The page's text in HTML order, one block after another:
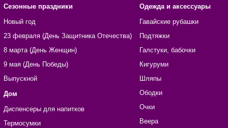
Сезонные праздники
Новый год
23 февраля (День Защитника Отечества)
8 марта (День Женщин)
9 мая (День Победы)
Выпускной
Дом
Диспенсеры для напитков
Термосумки
Одежда и аксессуары
Гавайские рубашки
Подтяжки
Галстуки, бабочки
Кигуруми
Шляпы
Ободки
Очки
Веера